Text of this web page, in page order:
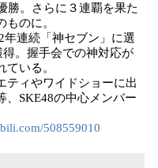
勝。さらに３連覇を果た
のに。
年連続「神セブン」に選
。握手会での神対応が
いる。
ティやワイドショーに出
、SKE48の中心メンバー
508559010